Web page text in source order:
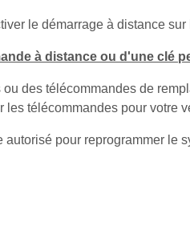
le démarrage à distance
à distance ou d'une clé
des télécommandes de
les télécommandes pour votre
pour reprogrammer le